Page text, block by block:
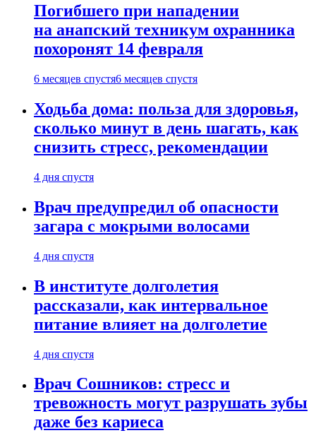
Погибшего при нападении
на анапский техникум охранника
похоронят 14 февраля
6 месяцев спустя6 месяцев спустя
Ходьба дома: польза для здоровья,
сколько минут в день шагать, как
снизить стресс, рекомендации
4 дня спустя
Врач предупредил об опасности
загара с мокрыми волосами
4 дня спустя
В институте долголетия
рассказали, как интервальное
питание влияет на долголетие
4 дня спустя
Врач Сошников: стресс и
тревожность могут разрушать зубы
даже без кариеса